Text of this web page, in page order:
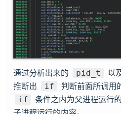
通过分析出来的 pid_t 以
推断出
if 判断前面所调用
if 条件之内为父进程运行的